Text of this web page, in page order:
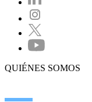
QUIÉNES SOMOS